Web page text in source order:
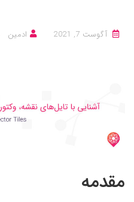
آگوست 7, 2021 ادمین
مقدمه